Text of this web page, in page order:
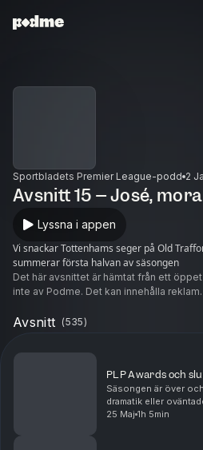
Sportbladets Premier League-podd 2
Avsnitt 15 – José,
Lyssna i appen
Vi snackar Tottenhams seger på Old
summerar första halvan av säsongen
Det här avsnittet är hämtat från ett
inte av Podme. Det kan innehålla reklam.
Avsnitt (535)
PLP Awards och
Säsongen är över
dramatik eller
avsked av några
25 Maj 1h 5min